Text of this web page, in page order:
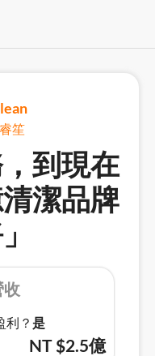
笙
到現在
潔品牌
收
利？ 是
NT $2.5億